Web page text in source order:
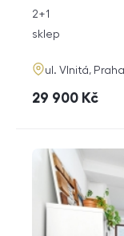
rozměry
2+1
funkce
sklep
adresa
ul. Vlnitá, Praha
cena
29 900 Kč